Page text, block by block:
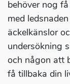
behöver nog
med
äckelkänslor
undersökning
och någon att
få tillbaka din